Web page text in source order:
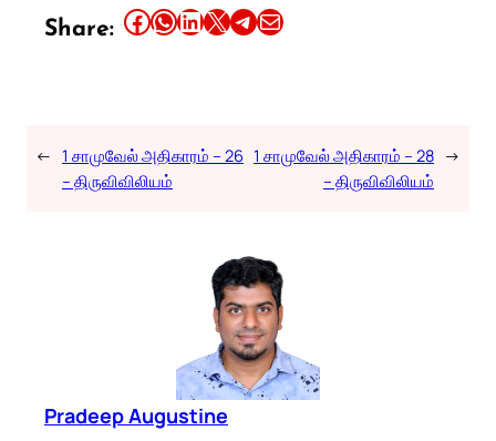
Share: Share this article on Facebook Share this article on WhatsApp Share this article on LinkedIn Share this article on X Share this article on TelegramEmail this Article
← 1 சாமுவேல் அதிகாரம் – 26
– திருவிவிலியம்
1 சாமுவேல் அதிகாரம் – 28
– திருவிவிலியம்
→
Pradeep Augustine